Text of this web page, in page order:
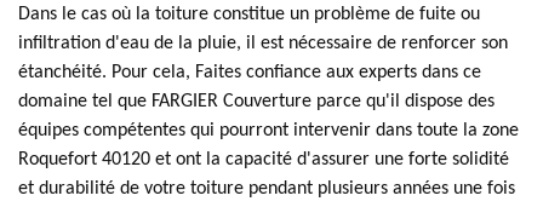
Dans le cas où la toiture constitue un problème de fuite ou
infiltration d'eau de la pluie, il est nécessaire de renforcer son
étanchéité. Pour cela, Faites confiance aux experts dans ce
domaine tel que FARGIER Couverture parce qu'il dispose des
équipes compétentes qui pourront intervenir dans toute la zone
Roquefort 40120 et ont la capacité d'assurer une forte solidité
et durabilité de votre toiture pendant plusieurs années une fois